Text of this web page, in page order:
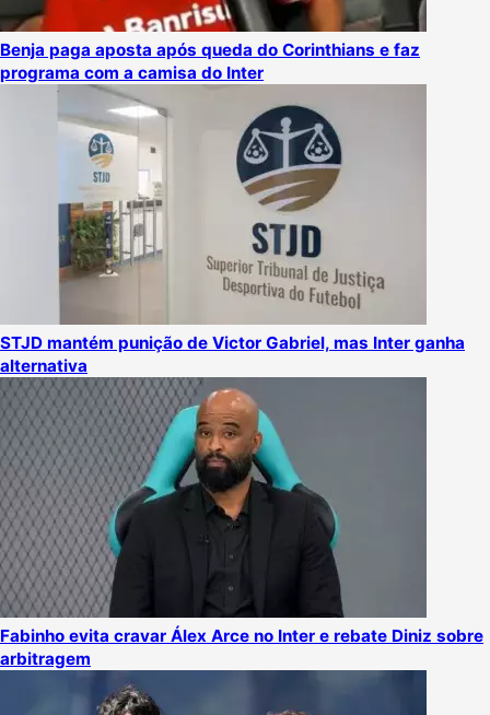
Benja paga aposta após queda do Corinthians e faz
programa com a camisa do Inter
STJD mantém punição de Victor Gabriel, mas Inter ganha
alternativa
Fabinho evita cravar Álex Arce no Inter e rebate Diniz sobre
arbitragem